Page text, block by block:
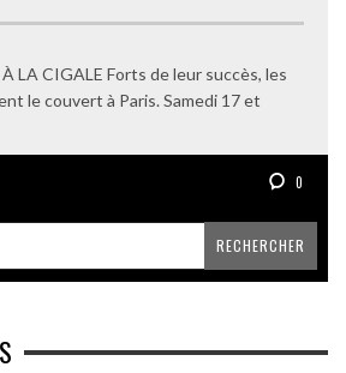
À LA CIGALE Forts de leur succès, les
le couvert à Paris. Samedi 17 et
0